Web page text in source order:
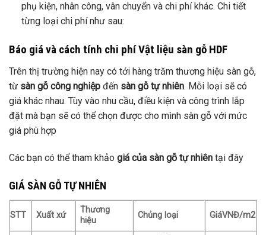
phụ kiện, nhân công, vân chuyển và chi phí khác. Chi tiết
từng loại chi phí như sau:
Báo giá và cách tính chi phí Vật liệu sàn gỗ HDF
Trên thị trường hiện nay có tới hàng trăm thương hiệu sàn gỗ,
từ sàn gỗ công nghiệp đến sàn gỗ tự nhiên. Mỗi loại sẽ có
giá khác nhau. Tùy vào nhu cầu, điều kiện và công trình lắp
đặt mà bạn sẽ có thể chọn được cho mình sàn gỗ với mức
giá phù hợp
Các bạn có thể tham khảo giá của sàn gỗ tự nhiên tại đây
GIÁ SÀN GỖ TỰ NHIÊN
STT Xuất xứ
Thương
hiệu
Chủng loại GiáVNĐ/m2